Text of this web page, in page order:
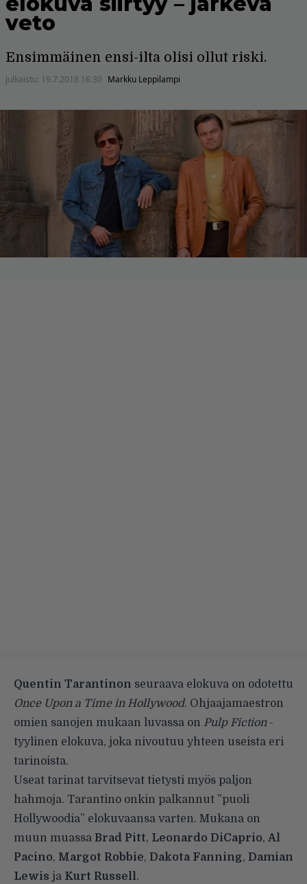
veto
Ensimmäinen ensi-ilta olisi ollut riski.
Julkaistu: 19.7.2018 16:30 Markku Leppilampi
Quentin Tarantinon seuraava elokuva on odotettu
Once Upon a Time in Hollywood. Ohjaajamaestron
omien sanojen mukaan luvassa on Pulp Fiction-
tyylinen elokuva, joka nivoutuu yhteen useista eri
tarinoista.
Useat tarinat tarvitsevat tietysti myös paljon
hahmoja. Tarantino onkin palkannut ”puoli
Hollywoodia” elokuvaansa varten. Mukana on
muun muassa Brad Pitt, Leonardo DiCaprio, Al
Pacino, Margot Robbie, Dakota Fanning, Damian
Lewis ja Kurt Russell.